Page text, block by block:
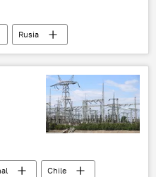
Rusia
noticias
Chile